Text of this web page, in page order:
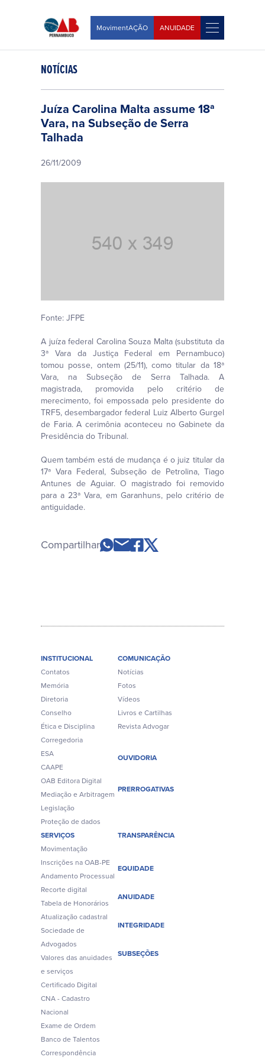
MovimentAÇÃO ANUIDADE
NOTÍCIAS
Juíza Carolina Malta assume 18ª
Vara, na Subseção de Serra
Talhada
26/11/2009
Fonte: JFPE
A juíza federal Carolina Souza Malta (substituta da
3ª Vara da Justiça Federal em Pernambuco)
tomou posse, ontem (25/11), como titular da 18ª
Vara, na Subseção de Serra Talhada. A
magistrada, promovida pelo critério de
merecimento, foi empossada pelo presidente do
TRF5, desembargador federal Luiz Alberto Gurgel
de Faria. A cerimônia aconteceu no Gabinete da
Presidência do Tribunal.
Quem também está de mudança é o juiz titular da
17ª Vara Federal, Subseção de Petrolina, Tiago
Antunes de Aguiar. O magistrado foi removido
para a 23ª Vara, em Garanhuns, pelo critério de
antiguidade.
Compartilhar
INSTITUCIONAL
Contatos
Memória
Diretoria
Conselho
Ética e Disciplina
Corregedoria
ESA
CAAPE
OAB Editora Digital
Mediação e Arbitragem
Legislação
Proteção de dados
COMUNICAÇÃO
Notícias
Fotos
Vídeos
Livros e Cartilhas
Revista Advogar
OUVIDORIA
PRERROGATIVAS
SERVIÇOS
Movimentação
Inscrições na OAB-PE
Andamento Processual
Recorte digital
Tabela de Honorários
Atualização cadastral
Sociedade de
Advogados
Valores das anuidades
e serviços
Certificado Digital
CNA - Cadastro
Nacional
Exame de Ordem
Banco de Talentos
Correspondência
TRANSPARÊNCIA
EQUIDADE
ANUIDADE
INTEGRIDADE
SUBSEÇÕES